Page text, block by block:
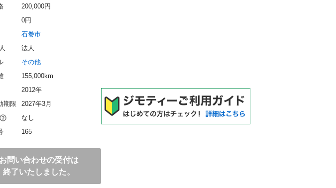
200,000円
0円
石巻市
法人
その他
155,000km
2012年
期限
2027年3月
なし
165
お問い合わせの受付は
終了いたしました。